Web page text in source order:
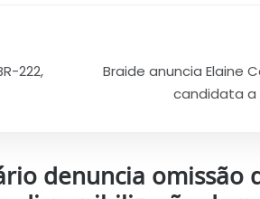
222,
Braide anuncia Elaine
candidata a
denuncia omissão